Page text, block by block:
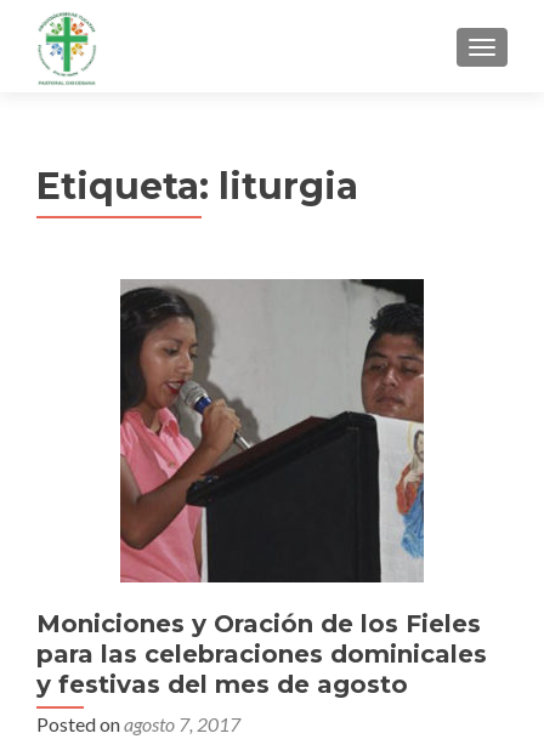
MENU
Etiqueta: liturgia
Moniciones y Oración de los Fieles
para las celebraciones dominicales
y festivas del mes de agosto
Posted onagosto 7, 2017